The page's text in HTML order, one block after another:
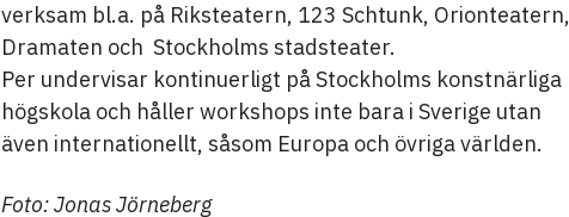
verksam bl.a. på Riksteatern, 123 Schtunk, Orionteatern,
Dramaten och Stockholms stadsteater.
Per undervisar kontinuerligt på Stockholms konstnärliga
högskola och håller workshops inte bara i Sverige utan
även internationellt, såsom Europa och övriga världen.
Foto: Jonas Jörneberg